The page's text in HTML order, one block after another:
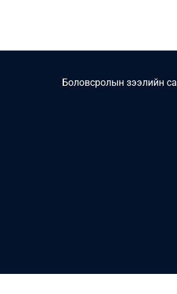
Боловсролын зээлийн